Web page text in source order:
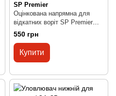
SP Premier
Оцінкована напрямна для
відкатних воріт SP Premier
70х60х3,2
550 грн
Купити